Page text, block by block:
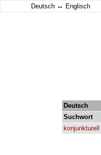
Deutsch ↔ Englisch
Deutsch
Suchwort
konjunkturell